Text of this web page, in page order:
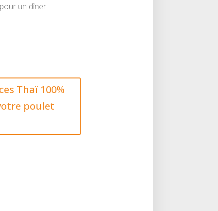
un dîner
Thaï 100%
poulet